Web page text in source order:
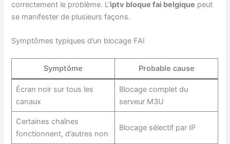
correctement le problème. L’iptv bloque fai belgique peut
se manifester de plusieurs façons.
Symptômes typiques d’un blocage FAI
Symptôme Probable cause
Écran noir sur tous les
canaux
Blocage complet du
serveur M3U
Certaines chaînes
fonctionnent, d’autres non
Blocage sélectif par IP